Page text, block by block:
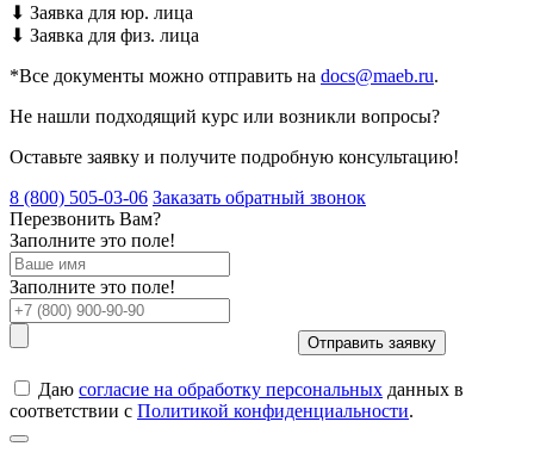
⬇ Заявка для юр. лица
⬇ Заявка для физ. лица
*Все документы можно отправить на docs@maeb.ru.
Не нашли подходящий курс или возникли вопросы?
Оставьте заявку и получите подробную консультацию!
8 (800) 505-03-06 Заказать обратный звонок
Перезвонить Вам?
Заполните это поле!
Заполните это поле!
Отправить заявку
Даю согласие на обработку персональных данных в
соответствии с Политикой конфиденциальности.